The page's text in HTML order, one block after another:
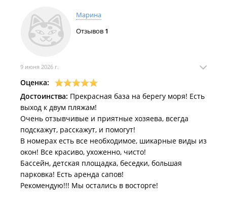
Марина
Отзывов 1
9 июня 2026 г.
Оценка:
Достоинства: Прекрасная база на берегу моря! Есть
выход к двум пляжам!
Очень отзывчивые и приятные хозяева, всегда
подскажут, расскажут, и помогут!
В номерах есть все необходимое, шикарные виды из
окон! Все красиво, ухоженно, чисто!
Бассейн, детская площадка, беседки, большая
парковка! Есть аренда сапов!
Рекомендую!!! Мы остались в восторге!